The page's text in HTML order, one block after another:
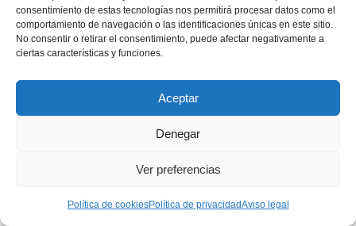
consentimiento de estas tecnologías nos permitirá procesar datos como el
comportamiento de navegación o las identificaciones únicas en este sitio.
No consentir o retirar el consentimiento, puede afectar negativamente a
ciertas características y funciones.
Aceptar
Denegar
Ver preferencias
Política de cookiesPolítica de privacidadAviso legal
A partir de
139€/unidad
115 Km/h test viento